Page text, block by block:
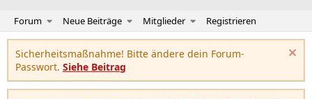
Forum Neue Beiträge Mitglieder Registrieren
Sicherheitsmaßnahme! Bitte ändere dein Forum-
Passwort. Siehe Beitrag